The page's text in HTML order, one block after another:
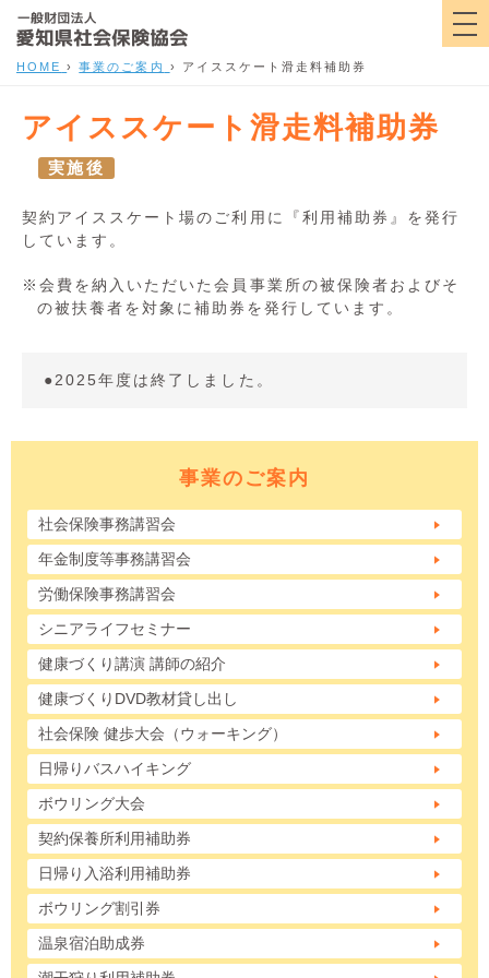
HOME › 事業のご案内 › アイススケート滑走料補助券
アイススケート滑走料補助券
実施後
契約アイススケート場のご利用に『利用補助券』を発行
しています。
※会費を納入いただいた会員事業所の被保険者およびそ
の被扶養者を対象に補助券を発行しています。
●2025年度は終了しました。
事業のご案内
社会保険事務講習会
年金制度等事務講習会
労働保険事務講習会
シニアライフセミナー
健康づくり講演 講師の紹介
健康づくりDVD教材貸し出し
社会保険 健歩大会（ウォーキング）
日帰りバスハイキング
ボウリング大会
契約保養所利用補助券
日帰り入浴利用補助券
ボウリング割引券
温泉宿泊助成券